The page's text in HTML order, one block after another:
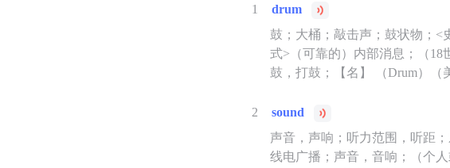
1
drum
鼓；大桶；敲击声；鼓状物；<
式>（可靠的）内部消息；（18
鼓，打鼓；【名】 （Drum）（
2
sound
声音，声响；听力范围，听距
线电广播；声音，音响；（个